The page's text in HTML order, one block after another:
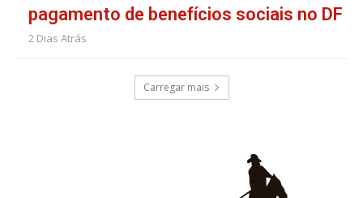
pagamento de benefícios sociais no DF
2 Dias Atrás
Carregar mais